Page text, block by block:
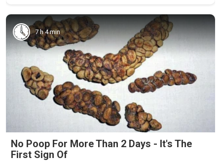
7 h 4 min
No Poop For More Than 2 Days - It's The
First Sign Of